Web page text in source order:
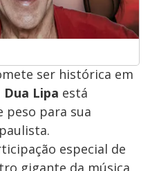
ser histórica em
Dua Lipa está
peso para sua
especial de
gigante da música